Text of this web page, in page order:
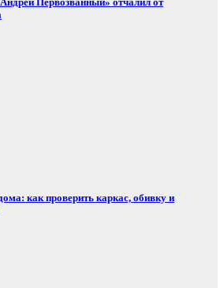
как проверить каркас, обивку и